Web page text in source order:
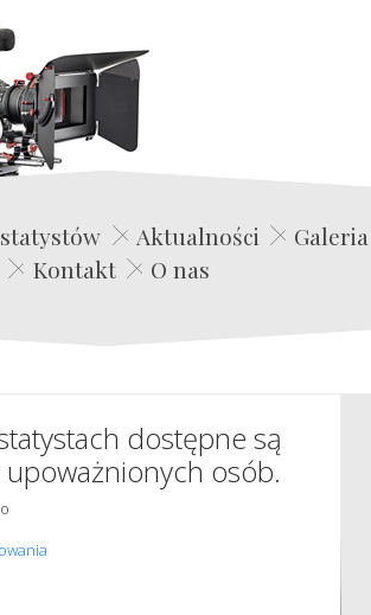
Edwin Film Agencja Aktorska
Aktualności
Galeria
Kontakt
O nas
dostępne są
osób.